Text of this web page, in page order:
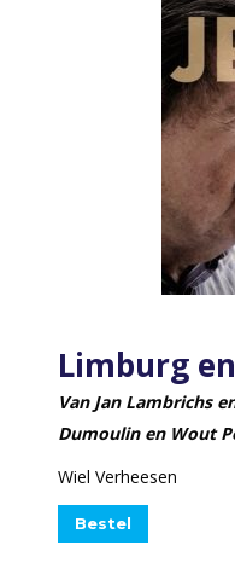
Limburg
Van Jan Lambrichs
Dumoulin en Wout
Wiel Verheesen
Bestel